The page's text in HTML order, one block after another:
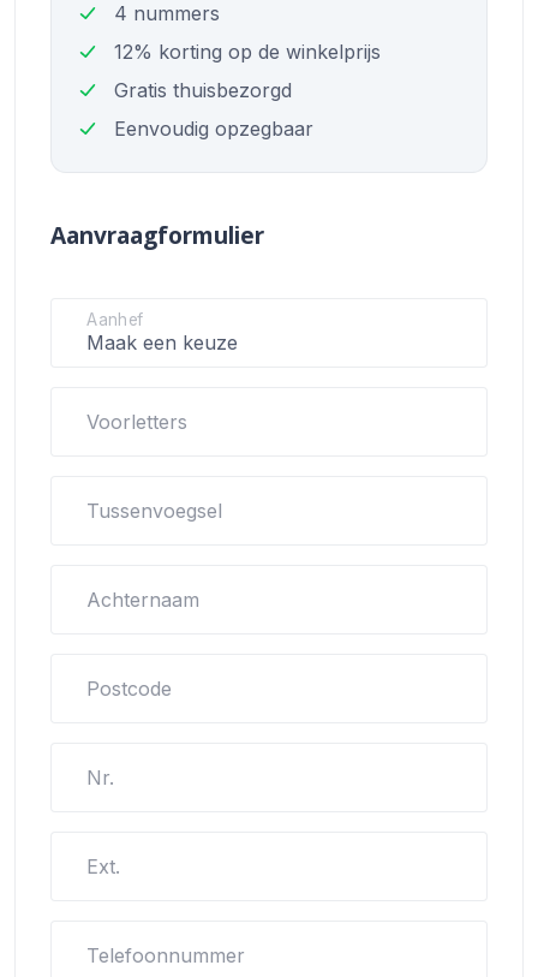
4 nummers
12% korting op de winkelprijs
Gratis thuisbezorgd
Eenvoudig opzegbaar
Aanvraagformulier
Aanhef
Voorletters
Tussenvoegsel
Achternaam
Postcode
Nr.
Ext.
Telefoonnummer